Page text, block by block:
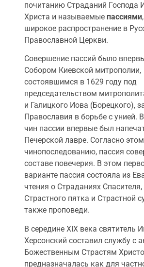
почитанию Страданий Господа
Христа и называемые пассиями
широкое распространение в
Православной Церкви.
Совершение пассий было
Собором Киевской митрополии,
состоявшимся в 1629 году под
председательством
и Галицкого Иова (Борецкого),
Православия в борьбе с унией.
чин пассии впервые был
Печерской лавре. Согласно
чинопоследованию, пассия
составе повечерия. В этом
варианте пассия состояла из
чтения о Страданиях
Страстного пятка и Страстной
также проповеди.
В середине XIX века святитель
Херсонский составил службу с
Божественным Страстям
предназначалась как для